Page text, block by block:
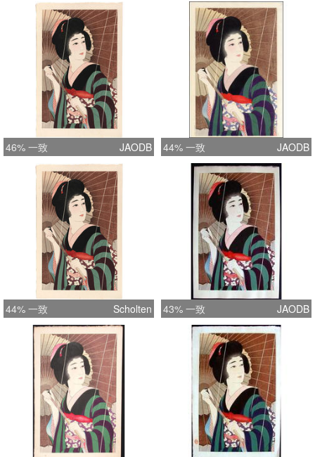
46% 一致 JAODB 44% 一致 JAODB
44% 一致 Scholten 43% 一致 JAODB